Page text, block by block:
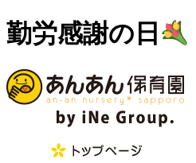
勤労感謝の日